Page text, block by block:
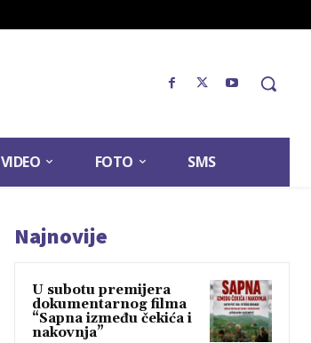
VIDEO FOTO SMS
Najnovije
U subotu premijera
dokumentarnog filma
“Sapna između čekića i
nakovnja”